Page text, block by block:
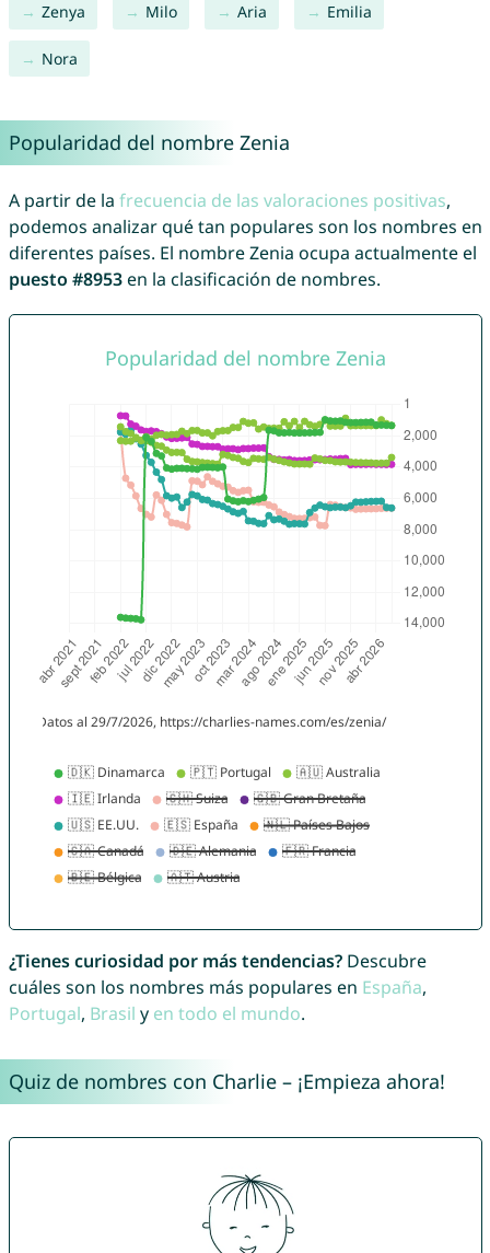
Zenya Milo Aria Emilia
Nora
Popularidad del nombre Zenia
A partir de la frecuencia de las valoraciones positivas,
podemos analizar qué tan populares son los nombres en
diferentes países. El nombre Zenia ocupa actualmente el
puesto #8953en la clasificación de nombres.
¿Tienes curiosidad por más tendencias?Descubre
cuáles son los nombres más populares en España,
Portugal, Brasil y en todo el mundo.
Quiz de nombres con Charlie – ¡Empieza ahora!